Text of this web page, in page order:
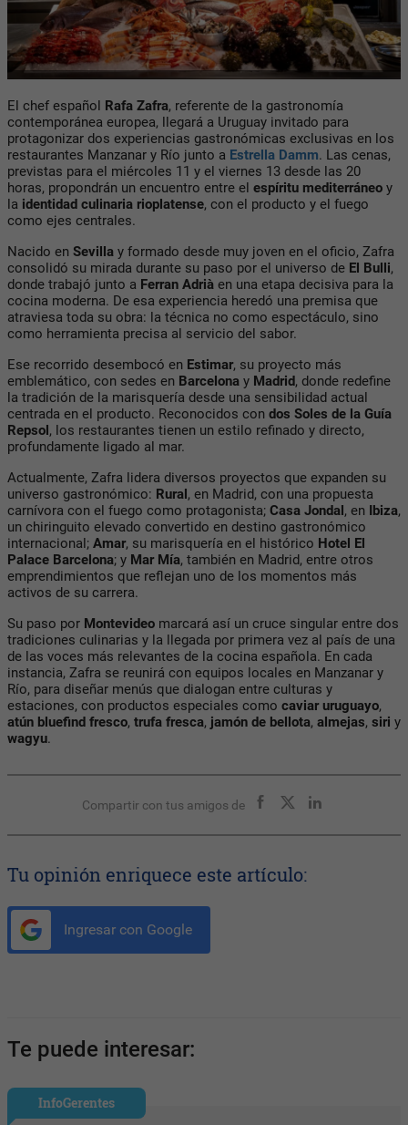
El chef español Rafa Zafra, referente de la gastronomía
contemporánea europea, llegará a Uruguay invitado para
protagonizar dos experiencias gastronómicas exclusivas en los
restaurantes Manzanar y Río junto a Estrella Damm. Las cenas,
previstas para el miércoles 11 y el viernes 13 desde las 20
horas, propondrán un encuentro entre el espíritu mediterráneo y
la identidad culinaria rioplatense, con el producto y el fuego
como ejes centrales.
Nacido en Sevilla y formado desde muy joven en el oficio, Zafra
consolidó su mirada durante su paso por el universo de El Bulli,
donde trabajó junto a Ferran Adrià en una etapa decisiva para la
cocina moderna. De esa experiencia heredó una premisa que
atraviesa toda su obra: la técnica no como espectáculo, sino
como herramienta precisa al servicio del sabor.
Ese recorrido desembocó en Estimar, su proyecto más
emblemático, con sedes en Barcelona y Madrid, donde redefine
la tradición de la marisquería desde una sensibilidad actual
centrada en el producto. Reconocidos con dos Soles de la Guía
Repsol, los restaurantes tienen un estilo refinado y directo,
profundamente ligado al mar.
Actualmente, Zafra lidera diversos proyectos que expanden su
universo gastronómico: Rural, en Madrid, con una propuesta
carnívora con el fuego como protagonista; Casa Jondal, en Ibiza,
un chiringuito elevado convertido en destino gastronómico
internacional; Amar, su marisquería en el histórico Hotel El
Palace Barcelona; y Mar Mía, también en Madrid, entre otros
emprendimientos que reflejan uno de los momentos más
activos de su carrera.
Su paso por Montevideo marcará así un cruce singular entre dos
tradiciones culinarias y la llegada por primera vez al país de una
de las voces más relevantes de la cocina española. En cada
instancia, Zafra se reunirá con equipos locales en Manzanar y
Río, para diseñar menús que dialogan entre culturas y
estaciones, con productos especiales como caviar uruguayo,
atún bluefind fresco, trufa fresca, jamón de bellota, almejas, siri y
wagyu.
Compartir con tus amigos de
Tu opinión enriquece este artículo:
Ingresar con Google
Te puede interesar:
InfoGerentes